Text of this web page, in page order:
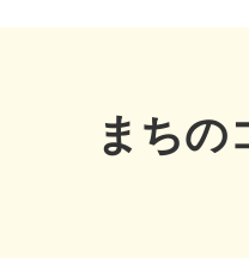
まちの